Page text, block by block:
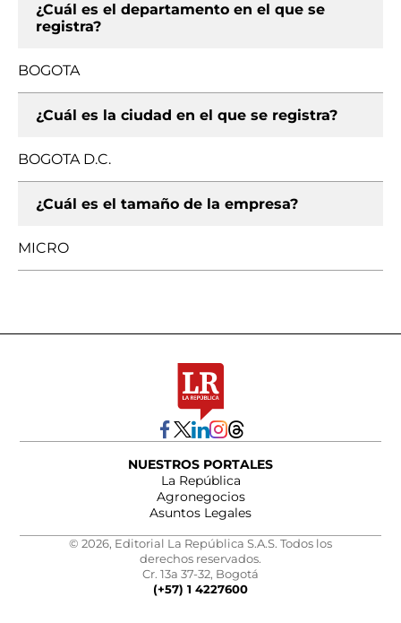
¿Cuál es el departamento en el que se
registra?
BOGOTA
¿Cuál es la ciudad en el que se registra?
BOGOTA D.C.
¿Cuál es el tamaño de la empresa?
MICRO
NUESTROS PORTALES
La República
Agronegocios
Asuntos Legales
© 2026, Editorial La República S.A.S. Todos los
derechos reservados.
Cr. 13a 37-32, Bogotá
(+57) 1 4227600